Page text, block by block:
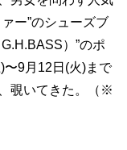
ー”のシューズブ
）”のポ
〜9月12日(火)まで
覗いてきた。（※